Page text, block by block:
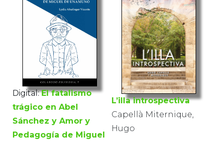
Digital: El fatalismo
trágico en Abel
Sánchez y Amor y
Pedagogía de Miguel
L’illa introspectiva
Capellà Miternique,
Hugo